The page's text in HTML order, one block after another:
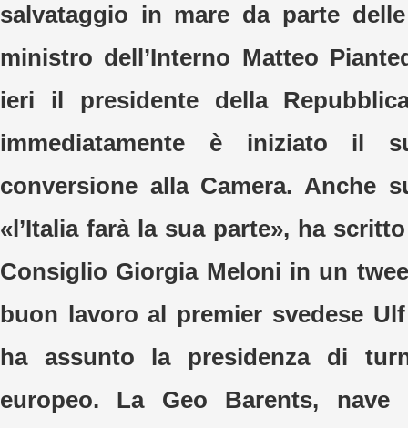
salvataggio in mare da parte
ministro dell’Interno Matteo
ieri il presidente della
immediatamente è iniziato il
conversione alla Camera. Anche
«l’Italia farà la sua parte», ha
Consiglio Giorgia Meloni in un
buon lavoro al premier svedese
ha assunto la presidenza di
europeo. La Geo Barents, nave